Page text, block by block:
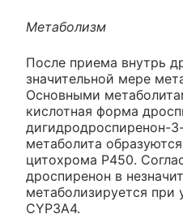
Метаболизм
После приема внутрь
значительной мере
Основными
кислотная форма
дигидродроспиренон-
метаболита
цитохрома P450.
дроспиренон в
метаболизируется при
CYP3A4.